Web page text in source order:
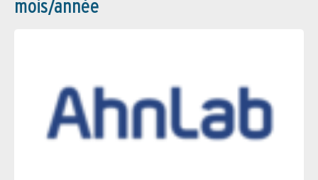
mois/année